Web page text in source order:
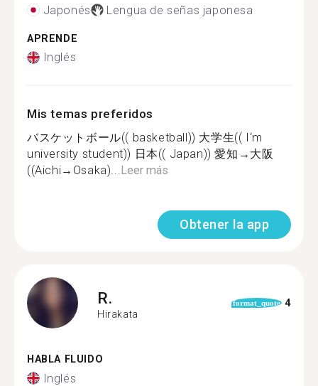
Japonés Lengua de señas japonesa
APRENDE
Inglés
Mis temas preferidos
バスケットボール(( basketball)) 大学生(( I‘m
university student)) 日本(( Japan)) 愛知→大阪
((Aichi→Osaka)...Leer más
Obtener la app
R.
Hirakata
format_quote 4
HABLA FLUIDO
Inglés